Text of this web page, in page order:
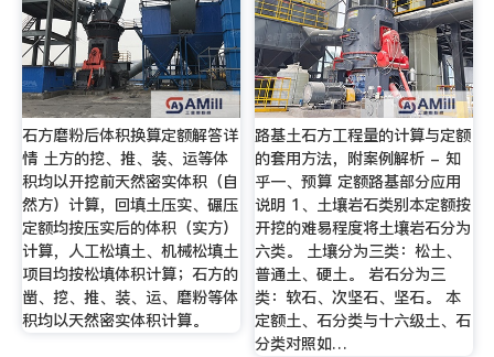
石方磨粉后体积换算定额解答详
情 土方的挖、推、装、运等体
积均以开挖前天然密实体积（自
然方）计算，回填土压实、碾压
定额均按压实后的体积（实方）
计算，人工松填土、机械松填土
项目均按松填体积计算；石方的
凿、挖、推、装、运、磨粉等体
积均以天然密实体积计算。
路基土石方工程量的计算与定额
的套用方法，附案例解析 - 知
乎一、预算 定额路基部分应用
说明 1、土壤岩石类别本定额按
开挖的难易程度将土壤岩石分为
六类。 土壤分为三类：松土、
普通土、硬土。 岩石分为三
类：软石、次坚石、坚石。 本
定额土、石分类与十六级土、石
分类对照如…